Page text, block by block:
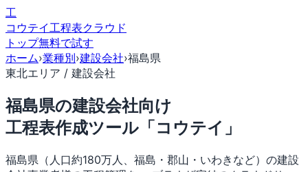
工
コウテイ工程表クラウド
トップ無料で試す
ホーム›業種別›建設会社›福島県
東北エリア / 建設会社
福島県の建設会社向け
工程表作成ツール「コウテイ」
福島県（人口約180万人、福島・郡山・いわきなど）の建設